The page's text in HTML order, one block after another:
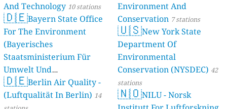
And Technology 10 stations
🇩🇪Bayern State Office
For The Environment
(Bayerisches
Staatsministerium Für
Umwelt Und
Verbraucherschutz) - LfU
46 stations
🇩🇪Berlin Air Quality -
(Luftqualität In Berlin) 14
Environment And
Conservation 7 stations
🇺🇸New York State
Department Of
Environmental
Conservation (NYSDEC) 42
stations
🇳🇴NILU - Norsk